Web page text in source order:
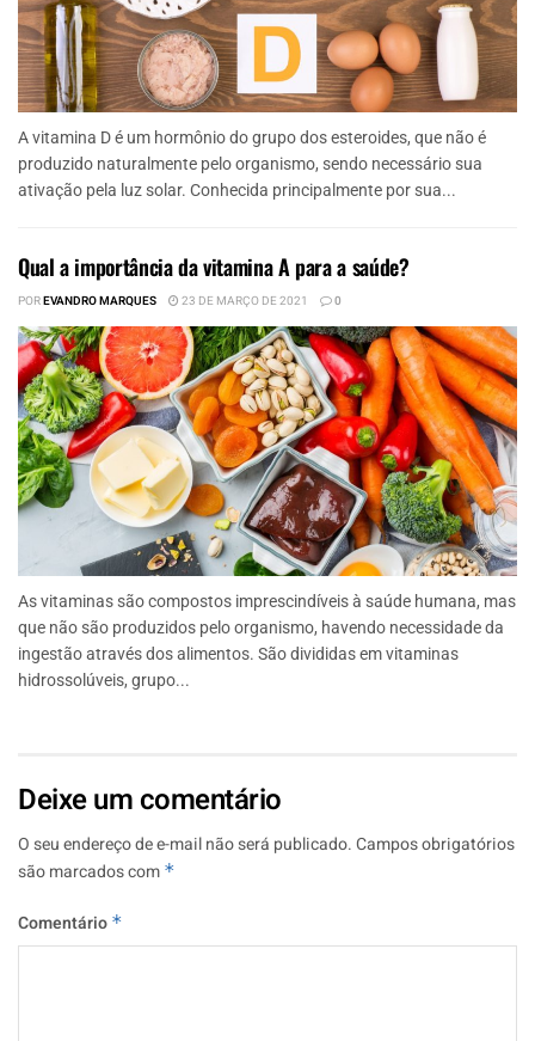
A vitamina D é um hormônio do grupo dos esteroides, que não é
produzido naturalmente pelo organismo, sendo necessário sua
ativação pela luz solar. Conhecida principalmente por sua...
Qual a importância da vitamina A para a saúde?
POREVANDRO MARQUES 23 DE MARÇO DE 2021 0
As vitaminas são compostos imprescindíveis à saúde humana, mas
que não são produzidos pelo organismo, havendo necessidade da
ingestão através dos alimentos. São divididas em vitaminas
hidrossolúveis, grupo...
Deixe um comentário
O seu endereço de e-mail não será publicado.Campos obrigatórios
são marcados com *
Comentário *